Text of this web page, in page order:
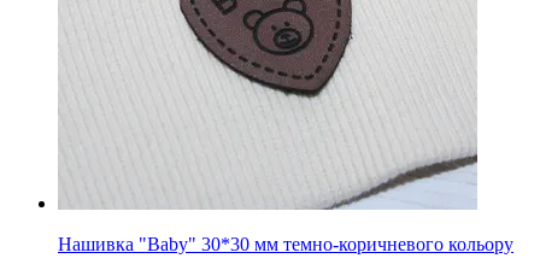
Нашивка "Baby" 30*30 мм темно-коричневого кольору